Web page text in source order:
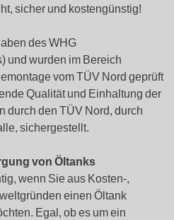
sicher und kostengünstig!
des WHG
und wurden im Bereich
vom TÜV Nord geprüft
Qualität und Einhaltung der
durch den TÜV Nord, durch
sichergestellt.
von Öltanks
wenn Sie aus Kosten-,
einen Öltank
Egal, ob es um ein